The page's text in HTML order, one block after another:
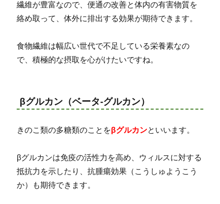
繊維が豊富なので、便通の改善と体内の有害物質を
絡め取って、体外に排出する効果が期待できます。
食物繊維は幅広い世代で不足している栄養素なの
で、積極的な摂取を心がけたいですね。
βグルカン（ベータ‐グルカン）
きのこ類の多糖類のことをβグルカンといいます。
βグルカンは免疫の活性力を高め、ウィルスに対する
抵抗力を示したり、抗腫瘍効果（こうしゅようこう
か）も期待できます。